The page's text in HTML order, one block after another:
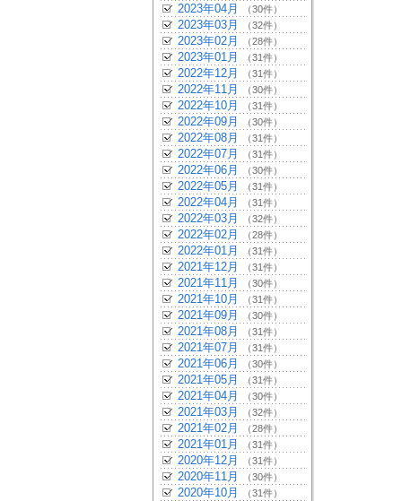
2023年04月 （30件）
2023年03月 （32件）
2023年02月 （28件）
2023年01月 （31件）
2022年12月 （31件）
2022年11月 （30件）
2022年10月 （31件）
2022年09月 （30件）
2022年08月 （31件）
2022年07月 （31件）
2022年06月 （30件）
2022年05月 （31件）
2022年04月 （31件）
2022年03月 （32件）
2022年02月 （28件）
2022年01月 （31件）
2021年12月 （31件）
2021年11月 （30件）
2021年10月 （31件）
2021年09月 （30件）
2021年08月 （31件）
2021年07月 （31件）
2021年06月 （30件）
2021年05月 （31件）
2021年04月 （30件）
2021年03月 （32件）
2021年02月 （28件）
2021年01月 （31件）
2020年12月 （31件）
2020年11月 （30件）
2020年10月 （31件）